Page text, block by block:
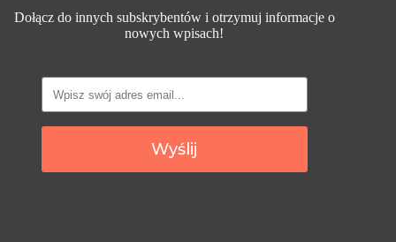
Dołącz do innych subskrybentów i otrzymuj informacje o
nowych wpisach!
Wyślij